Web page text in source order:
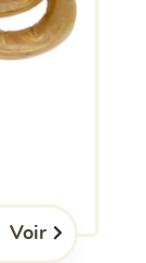
Voir